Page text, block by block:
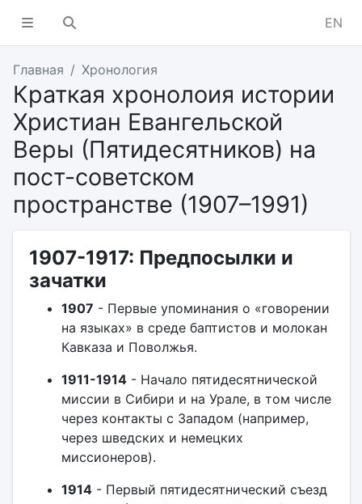
EN
Главная Хронология
Краткая хронолоия истории
Христиан Евангельской
Веры (Пятидесятников) на
пост-советском
пространстве (1907–1991)
1907-1917: Предпосылки и
зачатки
1907 - Первые упоминания о «говорении
на языках» в среде баптистов и молокан
Кавказа и Поволжья.
1911-1914- Начало пятидесятнической
миссии в Сибири и на Урале, в том числе
через контакты с Западом (например,
через шведских и немецких
миссионеров).
1914- Первый пятидесятнический съезд